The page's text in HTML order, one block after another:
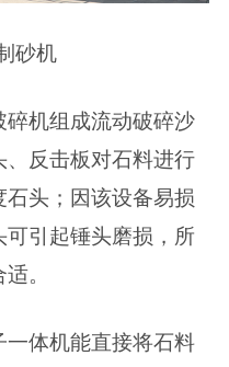
砂机
机组成流动破碎沙
反击板对石料进行
头；因该设备易损
引起锤头磨损，所
。
体机能直接将石料